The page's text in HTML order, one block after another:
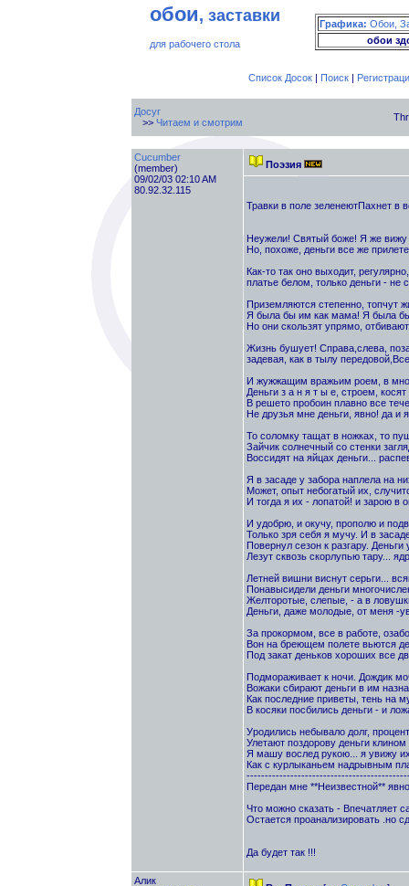
обои, заставки
для рабочего стола
Графика: Обои,
обои
Список Досок| Поиск|
Досуг
>> Читаем и смотрим
Cucumber
(member)
09/02/03 02:10 AM
80.92.32.115
Поэзия
Травки в поле зеленеютПахнет в
Неужели! Святый боже! Я же вижу
Но, похоже, деньги все же
Как-то так оно выходит,
платье белом, только деньги -
Приземляются степенно, топчут
Я была бы им как мама! Я была
Но они скользят упрямо,
Жизнь бушует! Справа,слева,
задевая, как в тылу
И жужжащим вражьим роем, в
Деньги з а н я т ы е, строем,
В решето пробоин плавно все
Не друзья мне деньги, явно! да и
То соломку тащат в ножках, то
Зайчик солнечный со стенки
Воссидят на яйцах деньги...
Я в засаде у забора наплела на
Может, опыт небогатый их,
И тогда я их - лопатой! и зарою в
И удобрю, и окучу, прополю и
Только зря себя я мучу. И в
Повернул сезон к разгару. Деньги
Лезут сквозь скорлупью тару...
Летней вишни виснут серьги...
Понавысидели деньги
Желторотые, слепые, - а в
Деньги, даже молодые, от меня -
За прокормом, все в работе,
Вон на бреющем полете вьются
Под закат деньков хороших все
Подмораживает к ночи. Дождик
Вожаки сбирают деньги в им
Как последние приветы, тень на
В косяки посбились деньги - и
Уродились небывало долг,
Улетают поздорову деньги
Я машу вослед рукою... я увижу
Как с курлыканьем надрывным
Передан мне **Неизвестной**
Что можно сказать - Впечатляет
Остается проанализировать .но
Да будет так !!!
Алик